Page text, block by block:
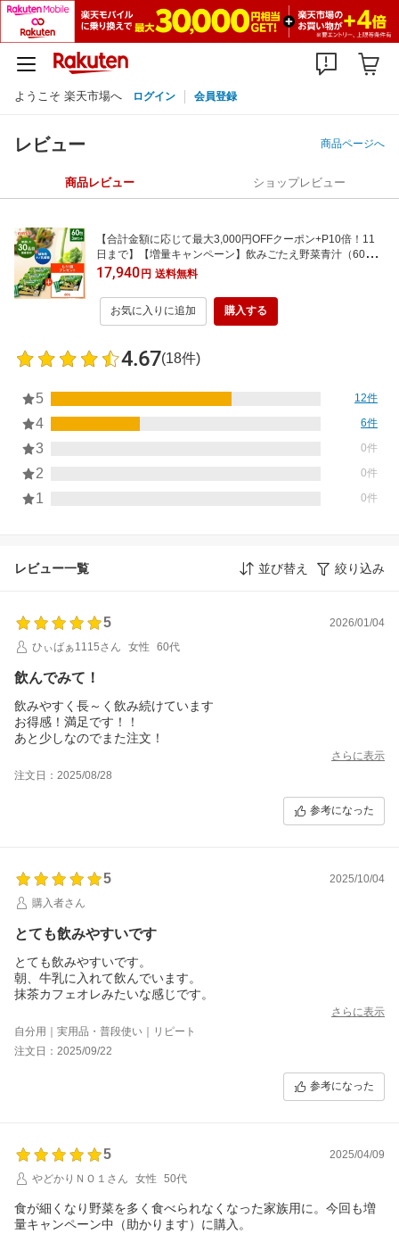
ようこそ 楽天市場へ ログイン 会員登録
レビュー 商品ページへ
商品レビュー ショップレビュー
【合計金額に応じて最大3,000円OFFクーポン+P10倍！11
日まで】【増量キャンペーン】飲みごたえ野菜青汁（60
包）×3箱＋（飲みごたえ青汁60包1箱プレゼント）乳酸菌 3
0品目の国産野菜・食材 ローヤルゼリー ヒアルロン酸 熊笹
国産 野菜青汁 食物繊維 抹茶 黒糖 青汁大麦若葉
17,940円 送料無料
お気に入りに追加 購入する
4.67(18件)
5 12件
4 6件
3 0件
2 0件
1 0件
レビュー一覧 並び替え 絞り込み
5
2026/01/04
ひぃばぁ1115さん
女性 60代
飲んでみて！
飲みやすく長～く飲み続けています
お得感！満足です！！
あと少しなのでまた注文！
さらに表示
注文日：2025/08/28
参考になった
5
2025/10/04
購入者さん
とても飲みやすいです
とても飲みやすいです。
朝、牛乳に入れて飲んでいます。
抹茶カフェオレみたいな感じです。
さらに表示
自分用｜実用品・普段使い｜リピート
注文日：2025/09/22
参考になった
5
2025/04/09
やどかりＮＯ１さん
女性 50代
食が細くなり野菜を多く食べられなくなった家族用に。今回も増
量キャンペーン中（助かります）に購入。